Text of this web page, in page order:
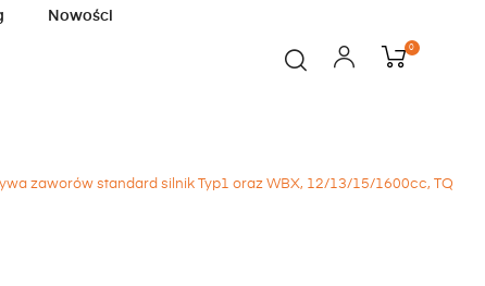
Nowości
0
zaworów standard silnik Typ1 oraz WBX, 12/13/15/1600cc, TQ